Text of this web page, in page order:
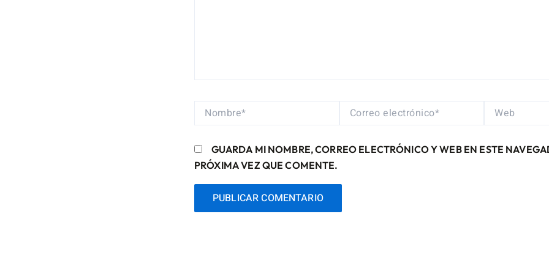
NOMBRE*
CORREO
WEB
GUARDA MI NOMBRE, CORREO ELECTRÓNICO Y WEB EN ESTE
PRÓXIMA VEZ QUE COMENTE.